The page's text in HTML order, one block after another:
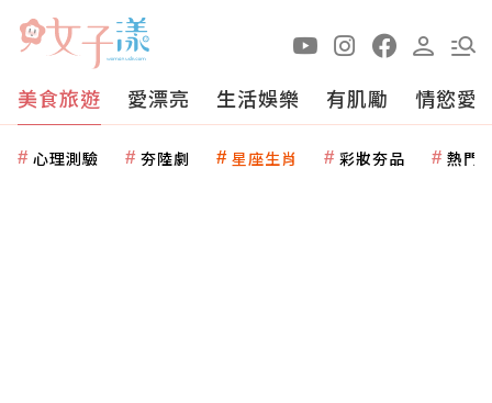
美食旅遊 愛漂亮 生活娛樂 有肌勵 情慾愛
心理測驗 夯陸劇 星座生肖 彩妝夯品 熱門